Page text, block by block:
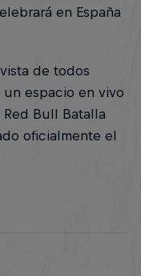
en España
de todos
espacio en vivo
Bull Batalla
oficialmente el